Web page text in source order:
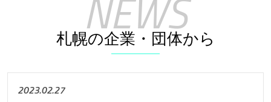
札幌の企業・団体から
2023.02.27